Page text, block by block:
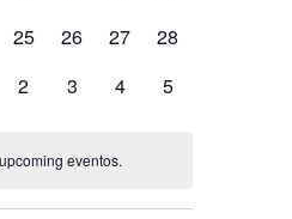
de
Eventos
0
25
0
26
0
27
0
28
0
2
0
3
0
4
0
5
eventos.